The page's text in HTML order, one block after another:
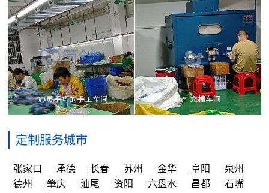
定制服务城市
张家口 承德 长春 苏州 金华 阜阳
泉州
德州
肇庆 汕尾 资阳 六盘水 昌都
石嘴